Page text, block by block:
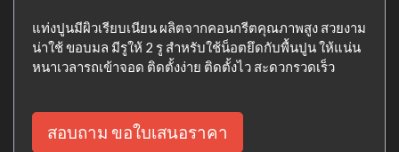
แท่งปูนมีผิวเรียบเนียน ผลิตจากคอนกรีตคุณภาพสูง สวยงาม
น่าใช้ ขอบมล มีรูให้ 2 รู สำหรับใช้น็อตยึดกับพื้นปูน ให้แน่น
หนาเวลารถเข้าจอด ติดตั้งง่าย ติดตั้งไว สะดวกรวดเร็ว
สอบถาม ขอใบเสนอราคา